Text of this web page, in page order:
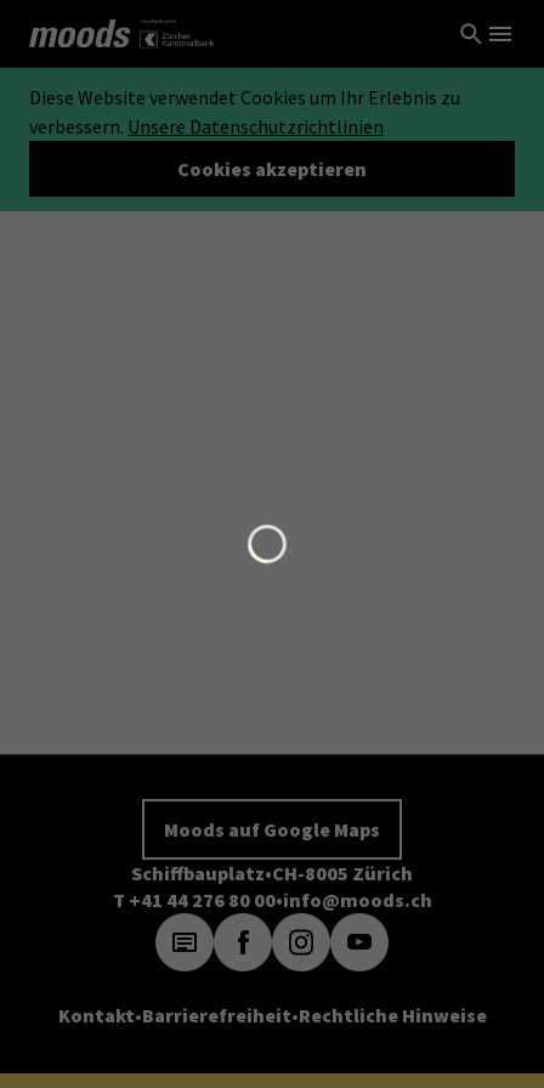
Diese Website verwendet Cookies um Ihr Erlebnis zu
verbessern. Unsere Datenschutzrichtlinien
Cookies akzeptieren
Moods auf Google Maps
Schiffbauplatz CH-8005 Zürich
T +41 44 276 80 00 info@moods.ch
Kontakt Barrierefreiheit Rechtliche Hinweise